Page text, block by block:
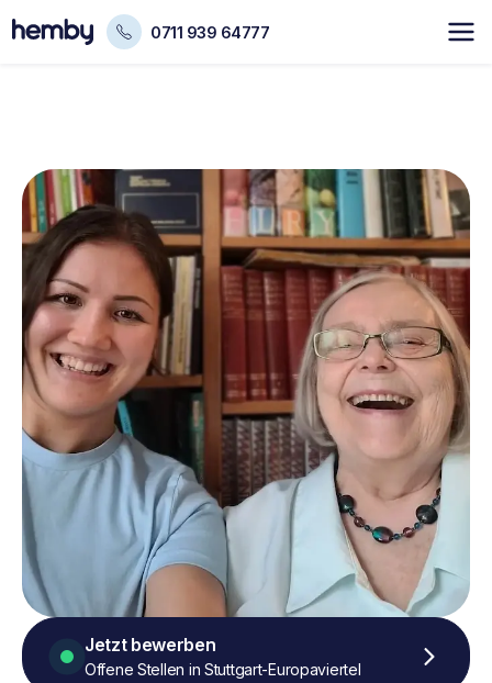
0711 939 64777
Jetzt bewerben
Offene Stellen in Stuttgart-Europaviertel